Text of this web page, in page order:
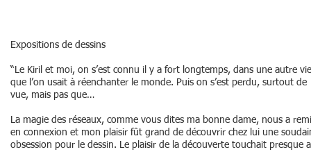
Expositions de dessins
“Le Kiril et moi, on s’est connu il y a fort longtemps, dans une autre
que l’on usait à réenchanter le monde. Puis on s’est perdu, surtout de
vue, mais pas que…
La magie des réseaux, comme vous dites ma bonne dame, nous a
en connexion et mon plaisir fût grand de découvrir chez lui une
obsession pour le dessin. Le plaisir de la découverte touchait presque